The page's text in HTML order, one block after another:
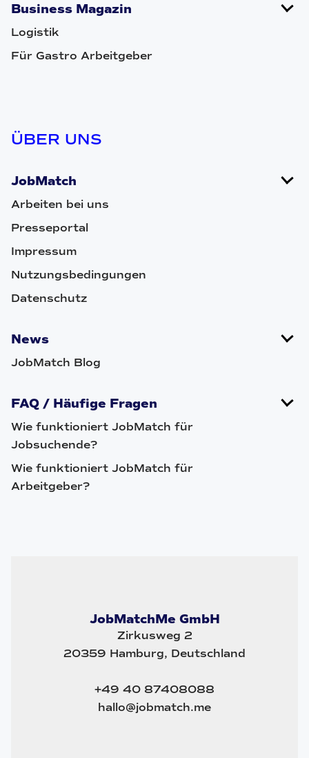
Business Magazin
Logistik
Für Gastro Arbeitgeber
ÜBER UNS
JobMatch
Arbeiten bei uns
Presseportal
Impressum
Nutzungsbedingungen
Datenschutz
News
JobMatch Blog
FAQ / Häufige Fragen
Wie funktioniert JobMatch für
Jobsuchende?
Wie funktioniert JobMatch für
Arbeitgeber?
JobMatchMe GmbH
Zirkusweg 2
20359 Hamburg, Deutschland
+49 40 87408088
hallo@jobmatch.me